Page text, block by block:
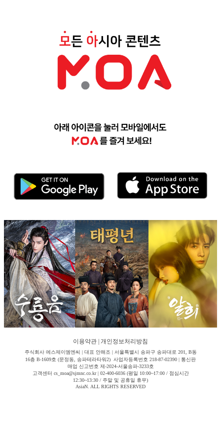
이용약관 개인정보처리방침
주식회사 에스제이엠엔씨 | 대표 안해조 | 서울특별시 송파구 송파대로 201, B동
16층 B-1609호 (문정동, 송파테라타워2) 사업자등록번호 218-87-02390 | 통신판
매업 신고번호 제-2024-서울송파-3233호
고객센터 cs_moa@sjmnc.co.kr | 02-400-6036 (평일 10:00~17:00 / 점심시간
12:30~13:30 / 주말 및 공휴일 휴무)
AsiaN. ALL RIGHTS RESERVED